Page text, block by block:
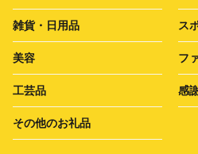
雑貨・日用品 ス
美容 フ
工芸品 感
その他のお礼品